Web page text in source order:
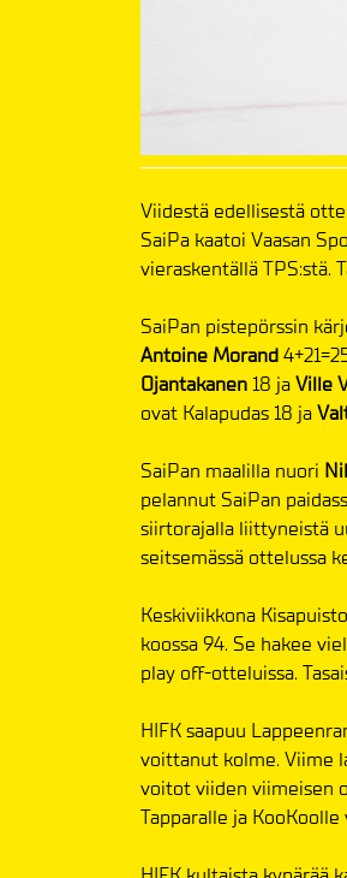
Viidestä edellisestä
SaiPa kaatoi Vaasan
vieraskentällä TPS:stä.
SaiPan pistepörssin
Antoine Morand
Ojantakanen18 jaVille
ovat Kalapudas 18 ja
SaiPan maalilla nuori
pelannut SaiPan
siirtorajalla liittyneistä
seitsemässä ottelussa
Keskiviikkona
koossa 94. Se hakee
play off-otteluissa.
HIFK saapuu
voittanut kolme. Viime
voitot viiden viimeisen
Tapparalle ja KooKoolle